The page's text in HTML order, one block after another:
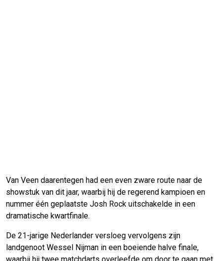
Van Veen daarentegen had een even zware route naar de
showstuk van dit jaar, waarbij hij de regerend kampioen en
nummer één geplaatste Josh Rock uitschakelde in een
dramatische kwartfinale.
De 21-jarige Nederlander versloeg vervolgens zijn
landgenoot Wessel Nijman in een boeiende halve finale,